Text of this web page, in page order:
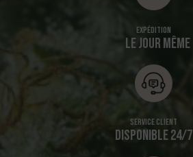
Expédition
LE JOUR MÊME
Service client
DISPONIBLE 24/7